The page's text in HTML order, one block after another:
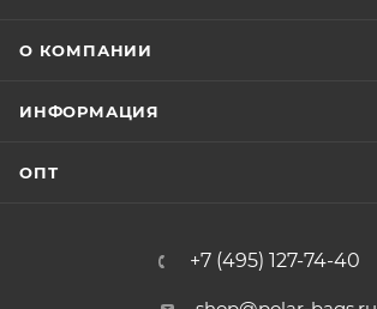
О КОМПАНИИ
ИНФОРМАЦИЯ
ОПТ
+7 (495) 127-74-40